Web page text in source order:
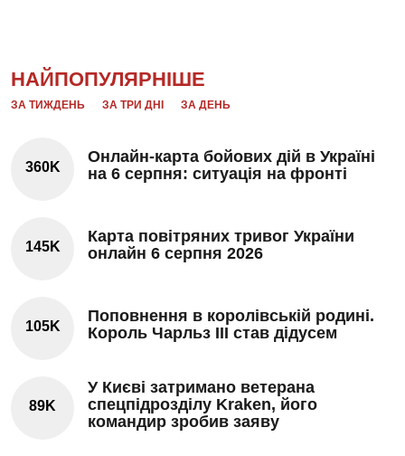
НАЙПОПУЛЯРНІШЕ
ЗА ТИЖДЕНЬ ЗА ТРИ ДНІ ЗА ДЕНЬ
360K
Онлайн-карта бойових дій в Україні
на 6 серпня: ситуація на фронті
145K
Карта повітряних тривог України
онлайн 6 серпня 2026
105K
Поповнення в королівській родині.
Король Чарльз III став дідусем
89K
У Києві затримано ветерана
спецпідрозділу Kraken, його
командир зробив заяву